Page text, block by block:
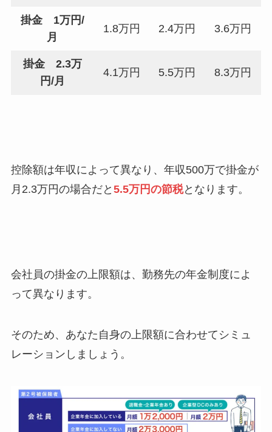
掛金 1万円/
月
1.8万円 2.4万円 3.6万円
掛金 2.3万
円/月
4.1万円 5.5万円 8.3万円
控除額は年収によって異なり、年収500万で掛金が
月2.3万円の場合だと 5.5万円の節税となります。
会社員の掛金の上限額は、勤務先の年金制度によ
って異なります。
そのため、あなた自身の上限額に合わせてシミュ
レーションしましょう。